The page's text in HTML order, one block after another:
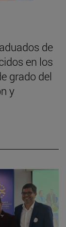
de
en los
grado del
y